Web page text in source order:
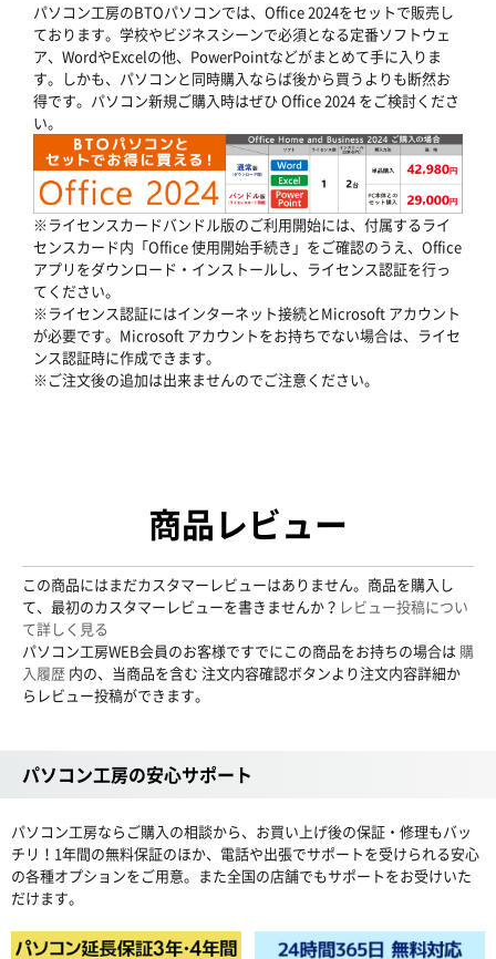
パソコン工房のBTOパソコンでは、Office 2024をセットで販売し
ております。学校やビジネスシーンで必須となる定番ソフトウェ
ア、WordやExcelの他、PowerPointなどがまとめて手に入りま
す。しかも、パソコンと同時購入ならば後から買うよりも断然お
得です。パソコン新規ご購入時はぜひ Office 2024 をご検討くださ
い。
※ライセンスカードバンドル版のご利用開始には、付属するライ
センスカード内「Office 使用開始手続き」をご確認のうえ、Office
アプリをダウンロード・インストールし、ライセンス認証を行っ
てください。
※ライセンス認証にはインターネット接続とMicrosoft アカウント
が必要です。Microsoft アカウントをお持ちでない場合は、ライセ
ンス認証時に作成できます。
※ご注文後の追加は出来ませんのでご注意ください。
商品レビュー
この商品にはまだカスタマーレビューはありません。商品を購入し
て、最初のカスタマーレビューを書きませんか？ レビュー投稿につい
て詳しく見る
パソコン工房WEB会員のお客様ですでにこの商品をお持ちの場合は 購
入履歴 内の、当商品を含む 注文内容確認ボタンより注文内容詳細か
らレビュー投稿ができます。
パソコン工房の安心サポート
パソコン工房ならご購入の相談から、お買い上げ後の保証・修理もバッ
チリ！1年間の無料保証のほか、電話や出張でサポートを受けられる安心
の各種オプションをご用意。また全国の店舗でもサポートをお受けいた
だけます。